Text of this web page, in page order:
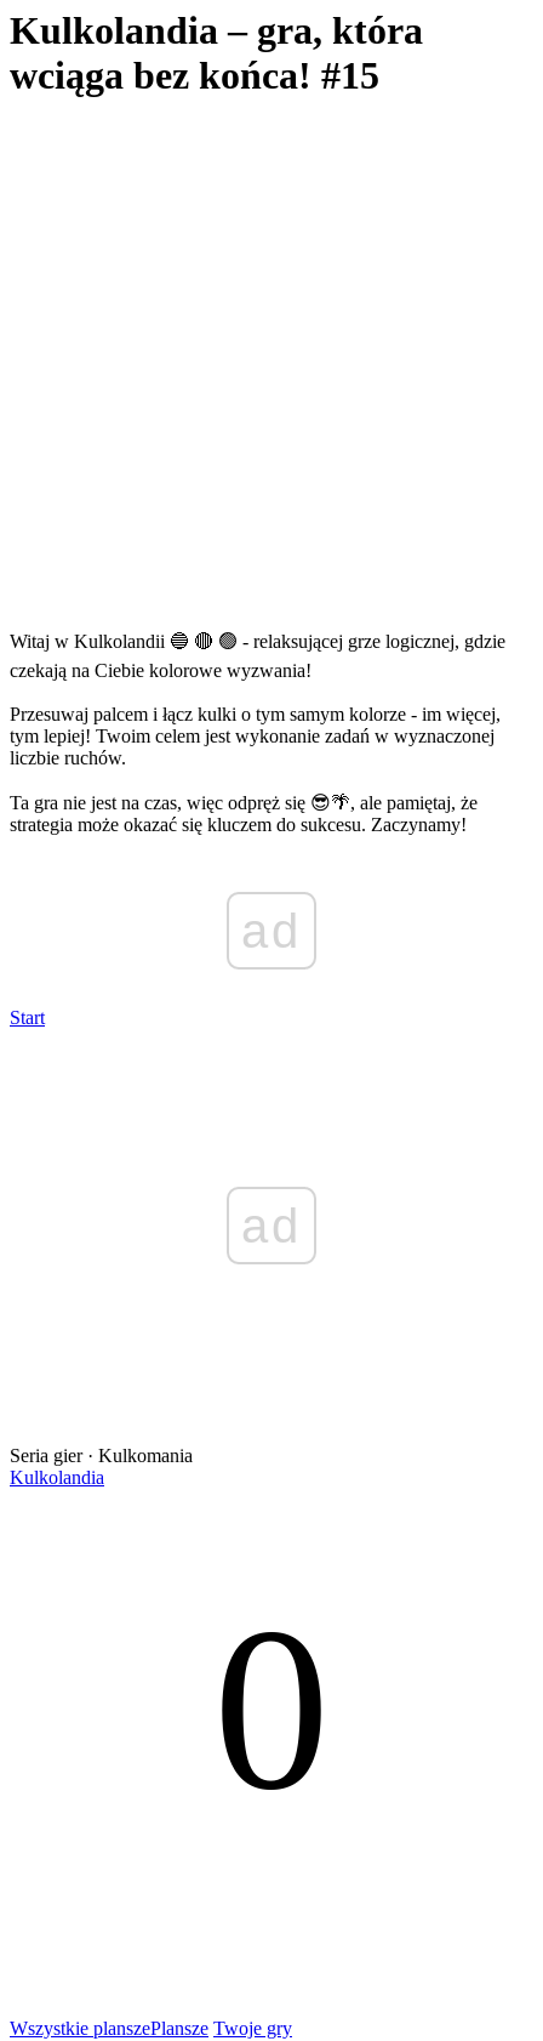
Kulkolandia – gra, która
wciąga bez końca! #15
Witaj w Kulkolandii 🔵 🔴 🟢 - relaksującej grze logicznej, gdzie
czekają na Ciebie kolorowe wyzwania!
Przesuwaj palcem i łącz kulki o tym samym kolorze - im więcej,
tym lepiej! Twoim celem jest wykonanie zadań w wyznaczonej
liczbie ruchów.
Ta gra nie jest na czas, więc odpręż się 😎🌴, ale pamiętaj, że
strategia może okazać się kluczem do sukcesu. Zaczynamy!
ad
Start
ad
Seria gier · Kulkomania
Kulkolandia
0
Wszystkie planszePlansze Twoje gry